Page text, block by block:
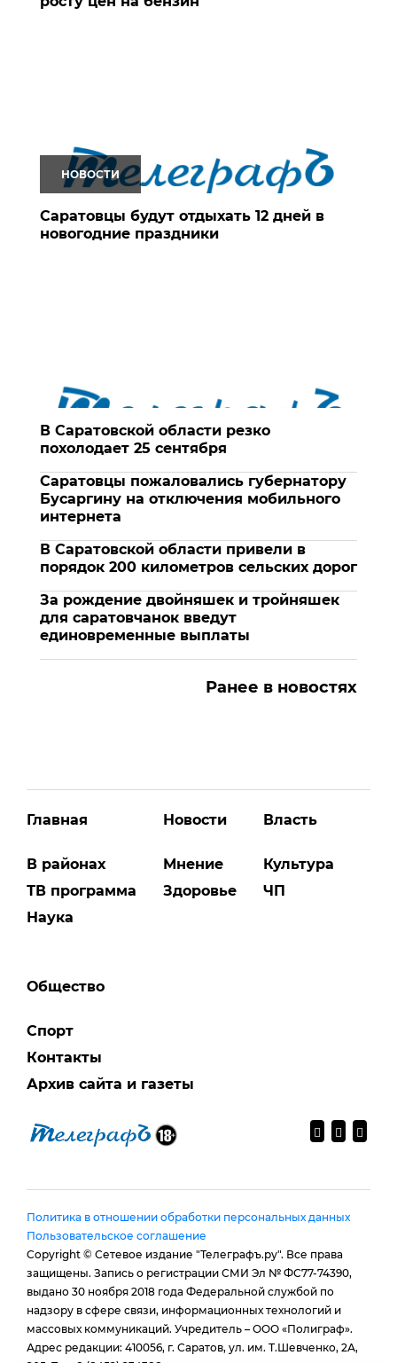
НОВОСТИ
Саратовцы будут отдыхать 12 дней в
новогодние праздники
В Саратовской области резко
похолодает 25 сентября
Саратовцы пожаловались губернатору
Бусаргину на отключения мобильного
интернета
В Саратовской области привели в
порядок 200 километров сельских дорог
За рождение двойняшек и тройняшек
для саратовчанок введут
единовременные выплаты
Ранее в новостях
Главная
В районах
ТВ программа
Наука
Новости
Мнение
Здоровье
Власть
Культура
ЧП
Общество
Спорт
Контакты
Архив сайта и газеты
Политика в отношении обработки персональных данных
Пользовательское соглашение
Copyright © Сетевое издание "Телеграфъ.ру". Все права
защищены. Запись о регистрации СМИ Эл № ФС77-74390,
выдано 30 ноября 2018 года Федеральной службой по
надзору в сфере связи, информационных технологий и
массовых коммуникаций. Учредитель – ООО «Полиграф».
Адрес редакции: 410056, г. Саратов, ул. им. Т.Шевченко, 2А,